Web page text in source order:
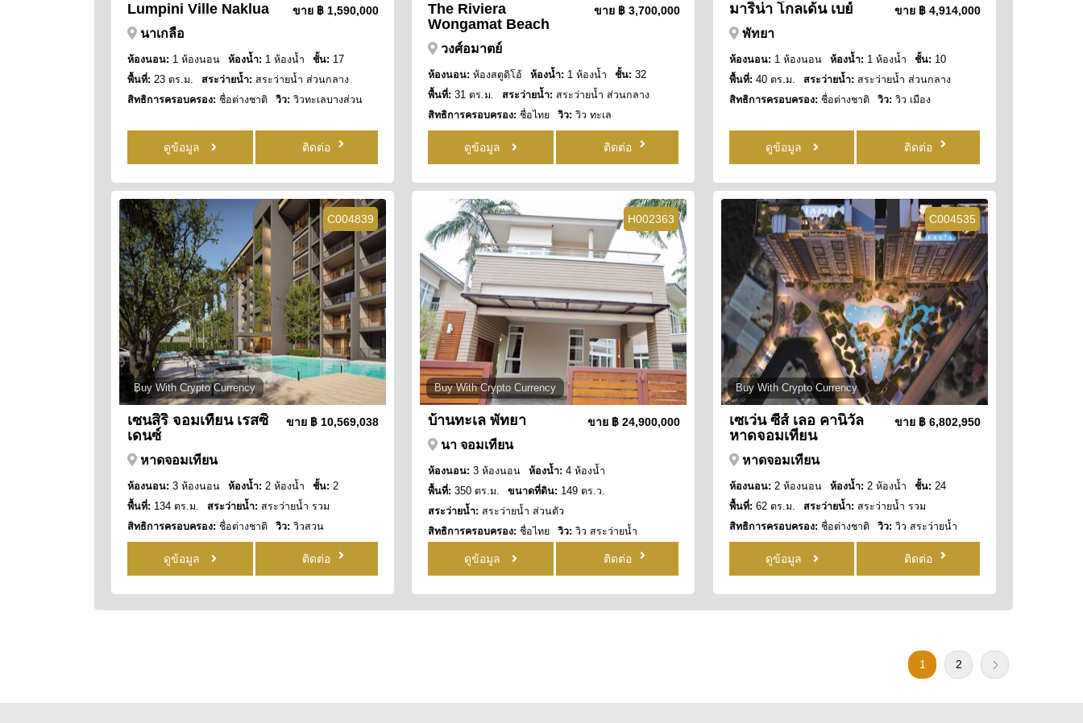
Lumpini Ville Naklua ขาย ฿ 1,590,000
นาเกลือ
ห้องนอน: 1 ห้องนอน ห้องน้ำ: 1 ห้องน้ำ ชั้น: 17
พื้นที่: 23 ตร.ม. สระว่ายน้ำ: สระว่ายน้ำ ส่วนกลาง
สิทธิการครอบครอง: ชื่อต่างชาติ วิว: วิวทะเลบางส่วน
ดูข้อมูล ติดต่อ
The Riviera
Wongamat Beach
ขาย ฿ 3,700,000
วงศ์อมาตย์
ห้องนอน: ห้องสตูดิโอ้ ห้องน้ำ: 1 ห้องน้ำ ชั้น: 32
พื้นที่: 31 ตร.ม. สระว่ายน้ำ: สระว่ายน้ำ ส่วนกลาง
สิทธิการครอบครอง: ชื่อไทย วิว: วิว ทะเล
ดูข้อมูล ติดต่อ
มาริน่า โกลเด้น เบย์ ขาย ฿ 4,914,000
พัทยา
ห้องนอน: 1 ห้องนอน ห้องน้ำ: 1 ห้องน้ำ ชั้น: 10
พื้นที่: 40 ตร.ม. สระว่ายน้ำ: สระว่ายน้ำ ส่วนกลาง
สิทธิการครอบครอง: ชื่อต่างชาติ วิว: วิว เมือง
ดูข้อมูล ติดต่อ
C004839
Buy With Crypto Currency
เซนสิริ จอมเทียน เรสซิ
เดนซ์
ขาย ฿ 10,569,038
หาดจอมเทียน
ห้องนอน: 3 ห้องนอน ห้องน้ำ: 2 ห้องน้ำ ชั้น: 2
พื้นที่: 134 ตร.ม. สระว่ายน้ำ: สระว่ายน้ำ รวม
สิทธิการครอบครอง: ชื่อต่างชาติ วิว: วิวสวน
ดูข้อมูล ติดต่อ
H002363
Buy With Crypto Currency
บ้านทะเล พัทยา ขาย ฿ 24,900,000
นา จอมเทียน
ห้องนอน: 3 ห้องนอน ห้องน้ำ: 4 ห้องน้ำ
พื้นที่: 350 ตร.ม. ขนาดที่ดิน: 149 ตร.ว.
สระว่ายน้ำ: สระว่ายน้ำ ส่วนตัว
สิทธิการครอบครอง: ชื่อไทย วิว: วิว สระว่ายน้ำ
ดูข้อมูล ติดต่อ
C004535
Buy With Crypto Currency
เซเว่น ซีส์ เลอ คานิวัล
หาดจอมเทียน
ขาย ฿ 6,802,950
หาดจอมเทียน
ห้องนอน: 2 ห้องนอน ห้องน้ำ: 2 ห้องน้ำ ชั้น: 24
พื้นที่: 62 ตร.ม. สระว่ายน้ำ: สระว่ายน้ำ รวม
สิทธิการครอบครอง: ชื่อต่างชาติ วิว: วิว สระว่ายน้ำ
ดูข้อมูล ติดต่อ
1 2